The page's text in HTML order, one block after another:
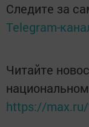
Следите за
Telegram-
Читайте
https://